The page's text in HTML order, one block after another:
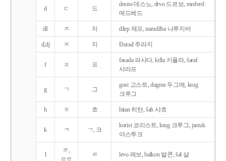
d ㄷ 드
desno 데스노, drvo 드르보, medved
메드베드
dž ㅈ 지 džep 제프, narudžba 나루지바
đ,dj ㅈ 지 Ðurađ 주라지
f ㅍ 프
fasada 파사다, kifla 키플라, šaraf
샤라프
g ㄱ 그
gost 고스트, dugme 두그메, krug
크루그
h ㅎ 흐 hitan 히탄, šah 샤흐
k ㅋ ㄱ, 크
korist 코리스트, krug 크루그, jastuk
야스투크
l
ㄹ,
ㄹㄹ
ㄹ levo 레보, balkon 발콘, šal 샬